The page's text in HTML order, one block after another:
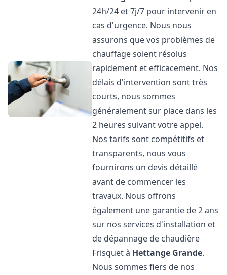
24h/24 et 7j/7 pour intervenir en
cas d'urgence. Nous nous
assurons que vos problèmes de
chauffage soient résolus
rapidement et efficacement. Nos
délais d'intervention sont très
courts, nous sommes
généralement sur place dans les
2 heures suivant votre appel.
Nos tarifs sont compétitifs et
transparents, nous vous
fournirons un devis détaillé
avant de commencer les
travaux. Nous offrons
également une garantie de 2 ans
sur nos services d'installation et
de dépannage de chaudière
Frisquet à Hettange Grande.
Nous sommes fiers de nos